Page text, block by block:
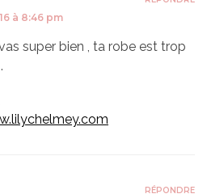
à 8:46 pm
super bien , ta robe est trop
RÉPONDRE